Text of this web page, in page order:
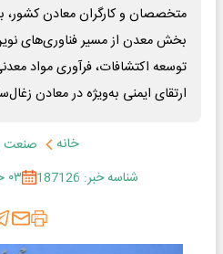
متخصصان و کارگران معادن کشور،
بخش معدن از مسیر فناوری‌های
توسعه اکتشافات، فرآوری مواد
ارتقای ایمنی به‌ویژه در معادن
خانه
صنعت
شناسه خبر: 187126
۰۳ خرداد ۱۴۰۵